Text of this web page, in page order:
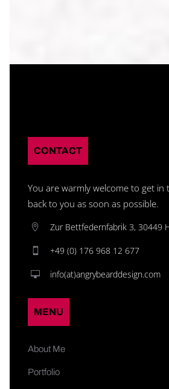
CONTACT
You are warmly welcome to get in
back to you as soon as possible.
Zur Bettfedernfabrik 3, 30449
+49 (0) 176 968 12 677
info(at)angrybearddesign.com
MENU
About Me
Portfolio